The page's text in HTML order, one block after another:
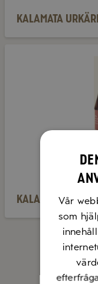
Kalamata
KalamataVår
som